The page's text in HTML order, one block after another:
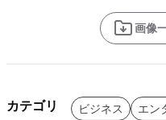
画像
カテゴリ ビジネス エン